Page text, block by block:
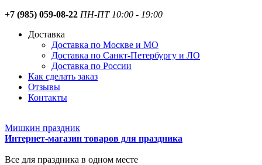
+7 (985) 059-08-22 ПН-ПТ 10:00 - 19:00
Доставка
Доставка по Москве и МО
Доставка по Санкт-Петербургу и ЛО
Доставка по России
Как сделать заказ
Отзывы
Контакты
Мишкин праздник
Интернет-магазин товаров для праздника
Все для праздника в одном месте